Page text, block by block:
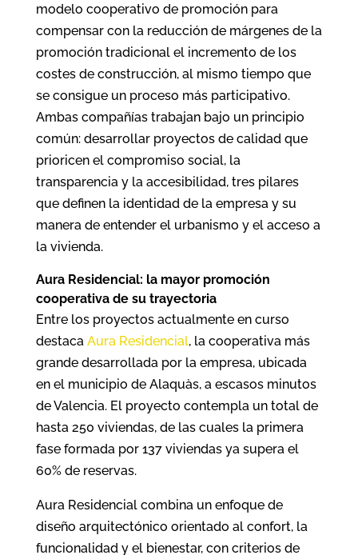
modelo cooperativo de promoción para
compensar con la reducción de márgenes de la
promoción tradicional el incremento de los
costes de construcción, al mismo tiempo que
se consigue un proceso más participativo.
Ambas compañías trabajan bajo un principio
común: desarrollar proyectos de calidad que
prioricen el compromiso social, la
transparencia y la accesibilidad, tres pilares
que definen la identidad de la empresa y su
manera de entender el urbanismo y el acceso a
la vivienda.
Aura Residencial: la mayor promoción
cooperativa de su trayectoria
Entre los proyectos actualmente en curso
destaca Aura Residencial, la cooperativa más
grande desarrollada por la empresa, ubicada
en el municipio de Alaquàs, a escasos minutos
de Valencia. El proyecto contempla un total de
hasta 250 viviendas, de las cuales la primera
fase formada por 137 viviendas ya supera el
60% de reservas.
Aura Residencial combina un enfoque de
diseño arquitectónico orientado al confort, la
funcionalidad y el bienestar, con criterios de